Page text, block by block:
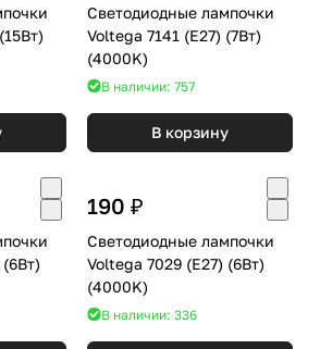
Светодиодные лампочки
Voltega 7141 (E27) (7Вт)
(4000K)
В наличии: 757
В корзину
190 ₽
Светодиодные лампочки
Voltega 7029 (E27) (6Вт)
(4000K)
В наличии: 336